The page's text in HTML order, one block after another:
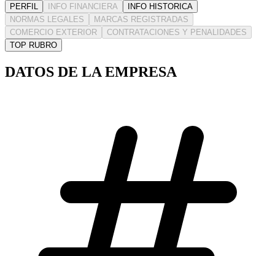
PERFIL INFO FINANCIERA
INFO HISTORICA
NORMAS LEGALES
MARCAS REGISTRADAS
COMERCIO EXTERIOR
CONTRATACIONES Y PENALIDADES
TOP RUBRO
DATOS DE LA EMPRESA